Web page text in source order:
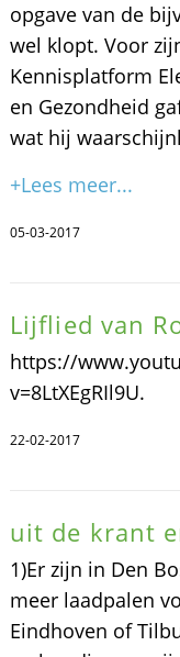
opgave van de
wel klopt. Voor
Kennisplatform
en Gezondheid
wat hij
+Lees meer...
05-03-2017
Lijflied van
https://
v=8LtXEgRIl9U.
22-02-2017
uit de krant
1)Er zijn in Den
meer laadpalen
Eindhoven of